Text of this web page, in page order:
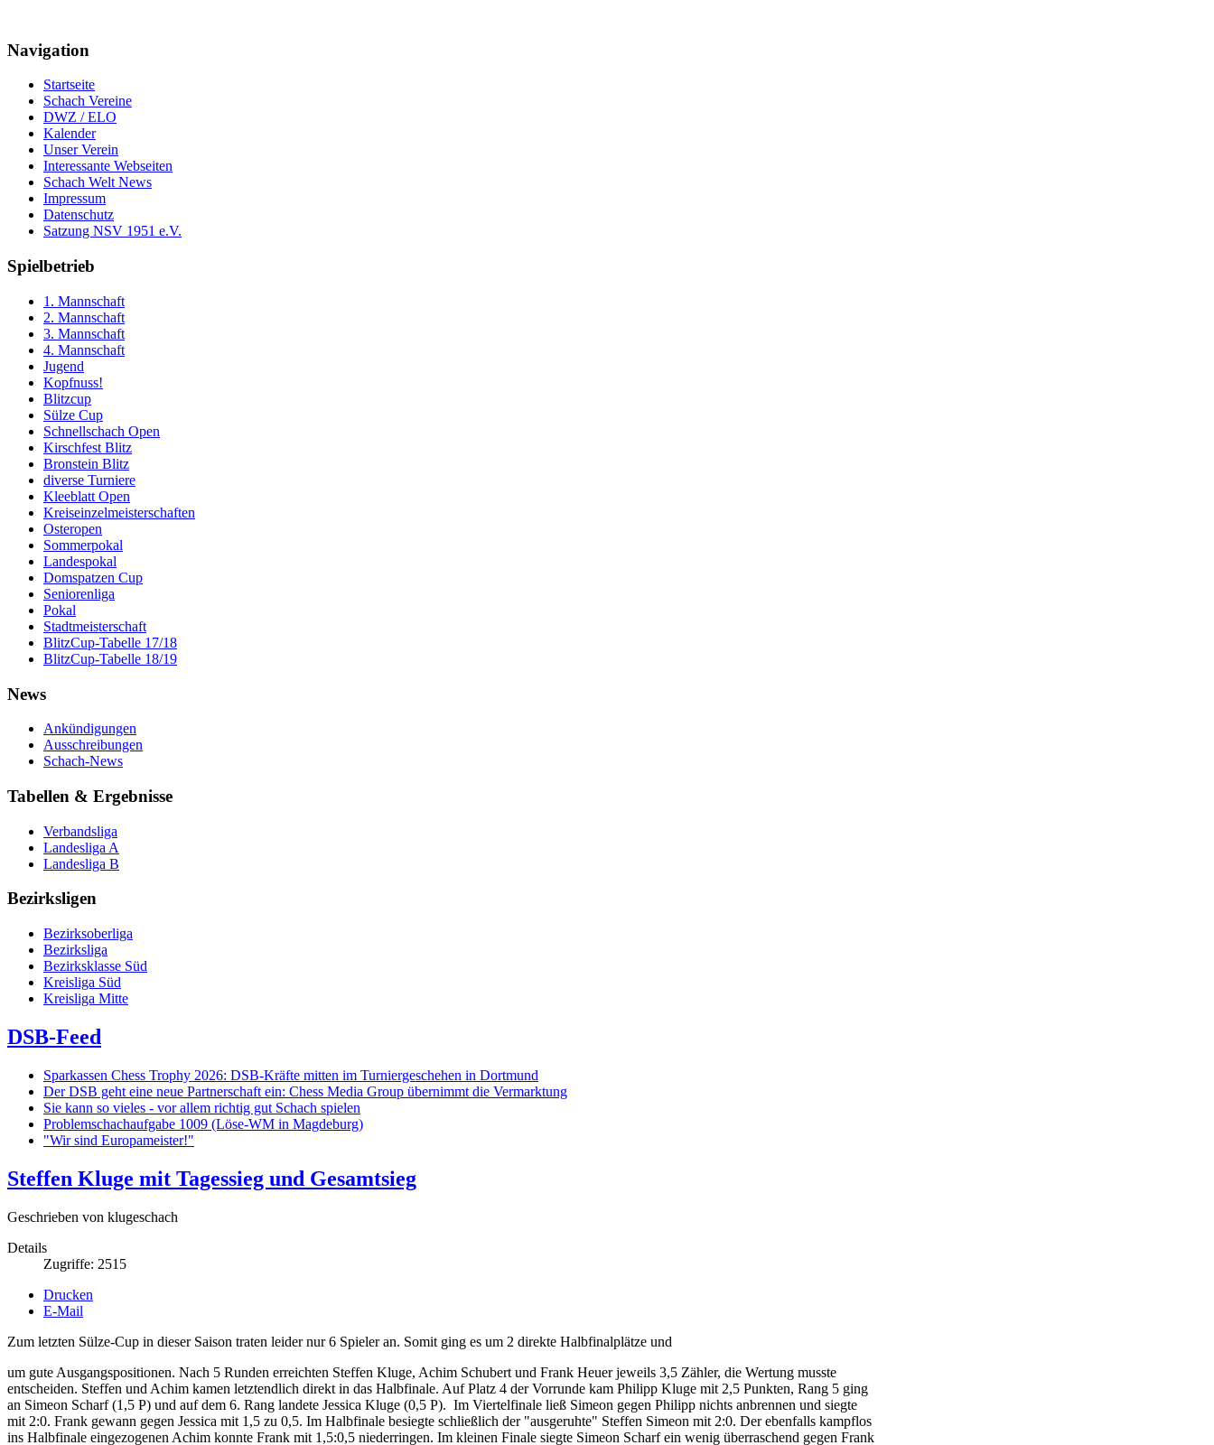
Navigation
Startseite
Schach Vereine
DWZ / ELO
Kalender
Unser Verein
Interessante Webseiten
Schach Welt News
Impressum
Datenschutz
Satzung NSV 1951 e.V.
Spielbetrieb
1. Mannschaft
2. Mannschaft
3. Mannschaft
4. Mannschaft
Jugend
Kopfnuss!
Blitzcup
Sülze Cup
Schnellschach Open
Kirschfest Blitz
Bronstein Blitz
diverse Turniere
Kleeblatt Open
Kreiseinzelmeisterschaften
Osteropen
Sommerpokal
Landespokal
Domspatzen Cup
Seniorenliga
Pokal
Stadtmeisterschaft
BlitzCup-Tabelle 17/18
BlitzCup-Tabelle 18/19
News
Ankündigungen
Ausschreibungen
Schach-News
Tabellen & Ergebnisse
Verbandsliga
Landesliga A
Landesliga B
Bezirksligen
Bezirksoberliga
Bezirksliga
Bezirksklasse Süd
Kreisliga Süd
Kreisliga Mitte
DSB-Feed
Sparkassen Chess Trophy 2026: DSB-Kräfte mitten im Turniergeschehen in Dortmund
Der DSB geht eine neue Partnerschaft ein: Chess Media Group übernimmt die Vermarktung
Sie kann so vieles - vor allem richtig gut Schach spielen
Problemschachaufgabe 1009 (Löse-WM in Magdeburg)
"Wir sind Europameister!"
Steffen Kluge mit Tagessieg und Gesamtsieg
Geschrieben von klugeschach
Details
Zugriffe: 2515
Drucken
E-Mail
Zum letzten Sülze-Cup in dieser Saison traten leider nur 6 Spieler an. Somit ging es um 2 direkte Halbfinalplätze und
um gute Ausgangspositionen. Nach 5 Runden erreichten Steffen Kluge, Achim Schubert und Frank Heuer jeweils 3,5 Zähler, die Wertung musste
entscheiden. Steffen und Achim kamen letztendlich direkt in das Halbfinale. Auf Platz 4 der Vorrunde kam Philipp Kluge mit 2,5 Punkten, Rang 5 ging
an Simeon Scharf (1,5 P) und auf dem 6. Rang landete Jessica Kluge (0,5 P). Im Viertelfinale ließ Simeon gegen Philipp nichts anbrennen und siegte
mit 2:0. Frank gewann gegen Jessica mit 1,5 zu 0,5. Im Halbfinale besiegte schließlich der "ausgeruhte" Steffen Simeon mit 2:0. Der ebenfalls kampflos
ins Halbfinale eingezogenen Achim konnte Frank mit 1,5:0,5 niederringen. Im kleinen Finale siegte Simeon Scharf ein wenig überraschend gegen Frank